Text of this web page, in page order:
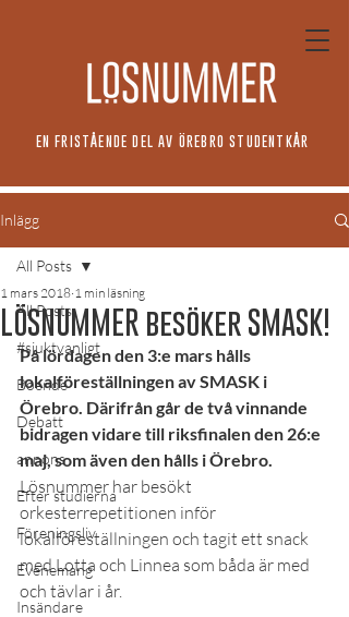
EN FRISTÅENDE DEL AV ÖREBRO STUDENTKÅR
Inlägg
All Posts
#sjuktvanligt
Boende
Debatt
annons
Efter studierna
Föreningsliv
Evenemang
Insändare
All Posts
LÖSNUMMER besöker SMASK!
1 mars 2018 1 min läsning
På lördagen den 3:e mars hålls
lokalföreställningen av SMASK i
Örebro. Därifrån går de två vinnande
bidragen vidare till riksfinalen den 26:e
maj, som även den hålls i Örebro.
Lösnummer har besökt
orkesterrepetitionen inför
lokalföreställningen och tagit ett snack
med Lotta och Linnea som båda är med
och tävlar i år.